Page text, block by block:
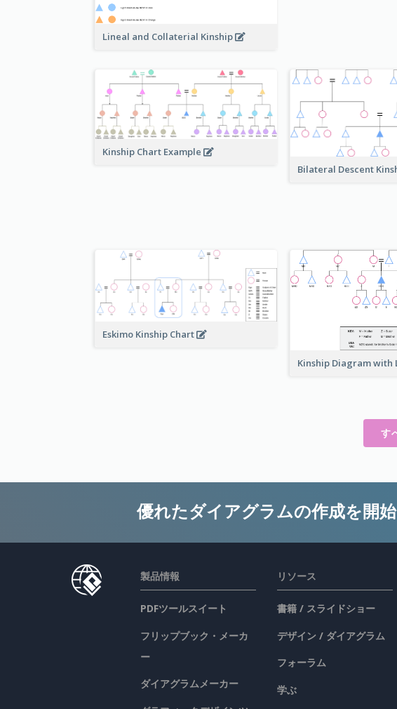
Lineal and Collaterial Kinship
Kinship Chart Example
Bilateral Descent
Eskimo Kinship Chart
Kinship Diagram with
す
優れたダイアグラムの作成を開始
製品情報
PDFツールスイート
フリップブック・メーカ
ー
ダイアグラムメーカー
リソース
書籍 / スライドショー
デザイン / ダイアグラム
フォーラム
学ぶ